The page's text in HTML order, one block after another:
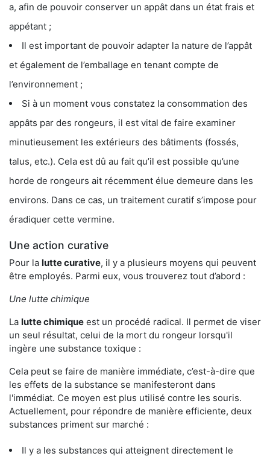
a, afin de pouvoir conserver un appât dans un état frais et
appétant ;
Il est important de pouvoir adapter la nature de l’appât
et également de l’emballage en tenant compte de
l’environnement ;
Si à un moment vous constatez la consommation des
appâts par des rongeurs, il est vital de faire examiner
minutieusement les extérieurs des bâtiments (fossés,
talus, etc.). Cela est dû au fait qu’il est possible qu’une
horde de rongeurs ait récemment élue demeure dans les
environs. Dans ce cas, un traitement curatif s’impose pour
éradiquer cette vermine.
Une action curative
Pour la lutte curative, il y a plusieurs moyens qui peuvent
être employés. Parmi eux, vous trouverez tout d’abord :
Une lutte chimique
La lutte chimique est un procédé radical. Il permet de viser
un seul résultat, celui de la mort du rongeur lorsqu'il
ingère une substance toxique :
Cela peut se faire de manière immédiate, c’est-à-dire que
les effets de la substance se manifesteront dans
l'immédiat. Ce moyen est plus utilisé contre les souris.
Actuellement, pour répondre de manière efficiente, deux
substances priment sur marché :
Il y a les substances qui atteignent directement le